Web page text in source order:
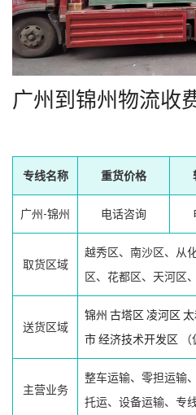
广州到锦州物流收
专线名称 重货价格
广州-锦州 电话咨询
取货区域
越秀区、南沙区、从
区、花都区、天河区
送货区域
锦州 古塔区 凌河区
市经济技术开发区
主营业务
整车运输、零担运输
托运、设备运输、专